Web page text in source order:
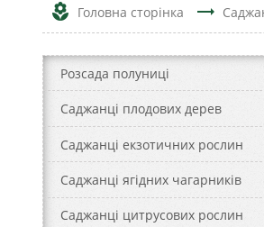
local_florist Головна сторінка trending_flat
Розсада полуниці
Саджанці плодових дерев
Саджанці екзотичних рослин
Саджанці ягідних чагарників
Саджанці цитрусових рослин